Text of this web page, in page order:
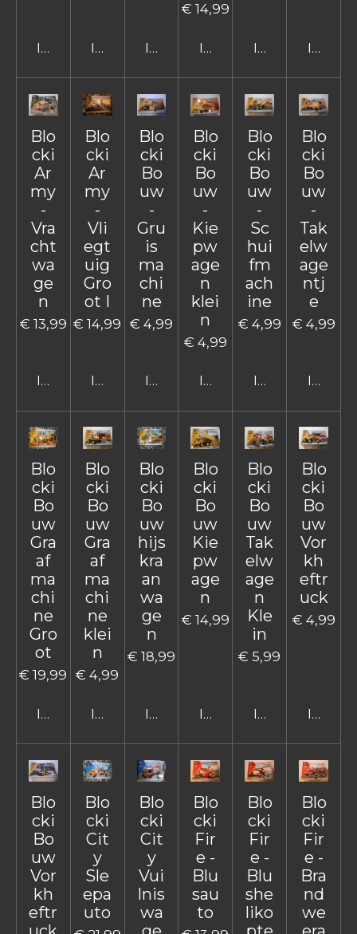
In winkelwagenIn winkelwagenIn winkelwagen
€ 14,99
In winkelwagen
In In
Blo
cki
Ar
my
-
Vra
cht
wa
ge
n
€ 13,99
In winkelwagen
Blo
cki
Ar
my
-
Vli
egt
uig
Gro
ot I
€ 14,99
In winkelwagen
Blo
cki
Bo
uw
-
Gru
is
ma
chi
ne
€ 4,99
In winkelwagen
Blo
cki
Bo
uw
-
Kie
pw
age
n
klei
n
€ 4,99
In winkelwagen
Blo
cki
Bo
uw
-
Sc
hui
fm
ach
ine
€ 4,99
In
Blo
cki
Bo
uw
-
Tak
elw
age
ntj
e
€ 4,99
In
Blo
cki
Bo
uw
Gra
af
ma
chi
ne
Gro
ot
€ 19,99
In winkelwagen
Blo
cki
Bo
uw
Gra
af
ma
chi
ne
klei
n
€ 4,99
In winkelwagen
Blo
cki
Bo
uw
hijs
kra
an
wa
ge
n
€ 18,99
In winkelwagen
Blo
cki
Bo
uw
Kie
pw
age
n
€ 14,99
In winkelwagen
Blo
cki
Bo
uw
Tak
elw
age
n
Kle
in
€ 5,99
In
Blo
cki
Bo
uw
Vor
kh
eftr
uck
€ 4,99
In
Blo
cki
Bo
uw
Vor
kh
eftr
Blo
cki
Cit
y
Sle
epa
uto
Blo
cki
Cit
y
Vui
lnis
wa
Blo
cki
Fir
e -
Blu
sau
to
Blo
cki
Fir
e -
Blu
she
liko
Blo
cki
Fir
e -
Bra
nd
we